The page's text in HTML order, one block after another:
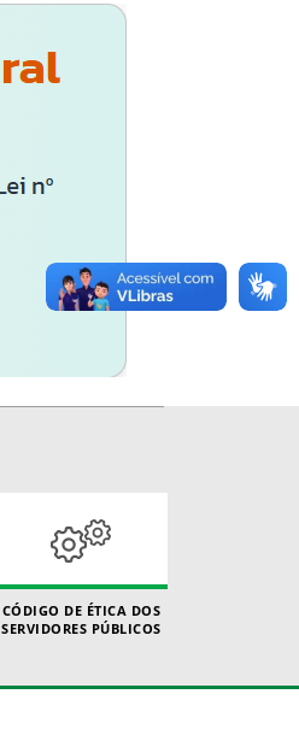
CÓDIGO DE ÉTICA DOS
SERVIDORES PÚBLICOS